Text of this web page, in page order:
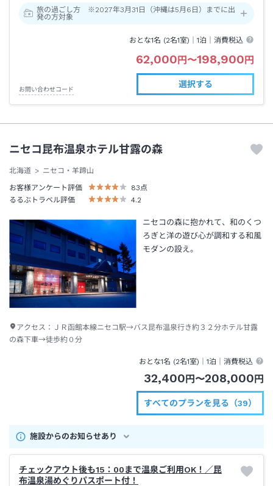
旅の過ごし方 ※2027年3月31日（沖縄は5月6日）までに出
発の方対象
おとな1名 (2名1室)｜1泊 ｜消費税込
62,000円〜198,900円
お問い合わせコード
選択する
ニセコ昆布温泉ホテル甘露の森
北海道
ニセコ・羊蹄山
お客様アンケート評価
83点
るるぶトラベル評価
4.2
ニセコの森に抱かれて、和のくつ
ろぎと洋の遊び心が調和する和風
モダンの設え。
アクセス： ＪＲ函館本線ニセコ駅→バス昆布温泉行き約３２分ホテル甘露
の森下車→徒歩約０分
おとな1名 (2名1室)｜1泊 ｜消費税込
32,400円〜208,000円
すべてのプランを見る（39）
施設からのお知らせあり
チェックアウト後も15：00まで温泉ご利用OK！／昆
布温泉湯めぐりパスポート付！